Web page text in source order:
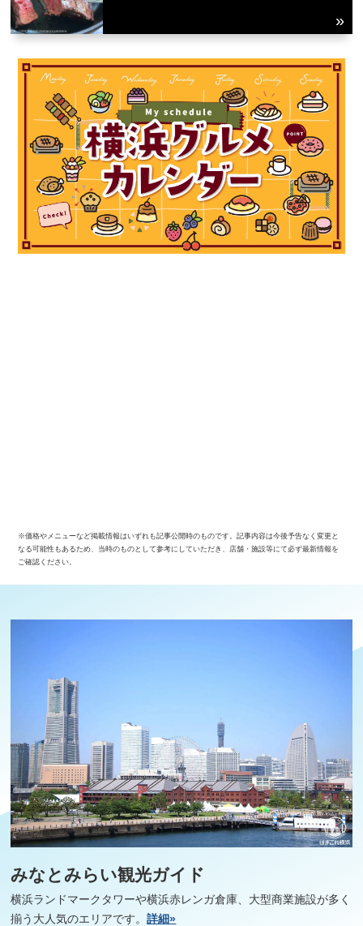
※価格やメニューなど掲載情報はいずれも記事公開時のものです。記事内容は今後予告なく変更と
なる可能性もあるため、当時のものとして参考にしていただき、店舗・施設等にて必ず最新情報を
ご確認ください。
みなとみらい観光ガイド
横浜ランドマークタワーや横浜赤レンガ倉庫、大型商業施設が多く
揃う大人気のエリアです。詳細»